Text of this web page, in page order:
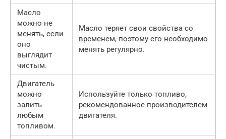
Масло
можно не
менять, если
оно
выглядит
чистым.
Масло теряет свои свойства со
временем, поэтому его необходимо
менять регулярно.
Двигатель
можно
залить
любым
топливом.
Используйте только топливо,
рекомендованное производителем
двигателя.